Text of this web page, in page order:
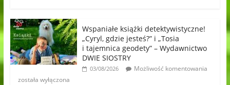
Wspaniałe książki detektywistyczne!
„Cyryl, gdzie jesteś?” i „Tosia
i tajemnica geodety” – Wydawnictwo
DWIE SIOSTRY
03/08/2026
Możliwość komentowania
została wyłączona